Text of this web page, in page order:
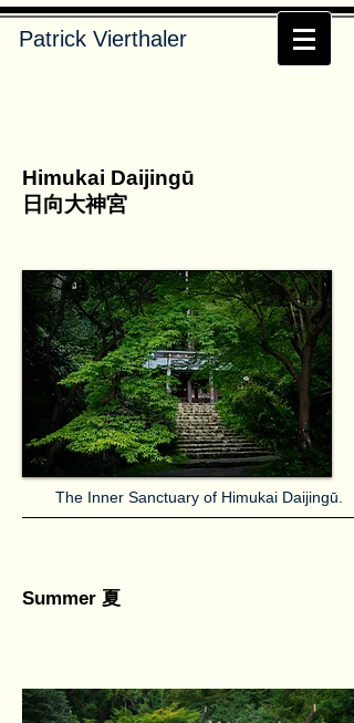
Patrick Vierthaler
Himukai Daijingū
日向大神宮
The Inner Sanctuary of Himukai Daijingū.
Summer 夏